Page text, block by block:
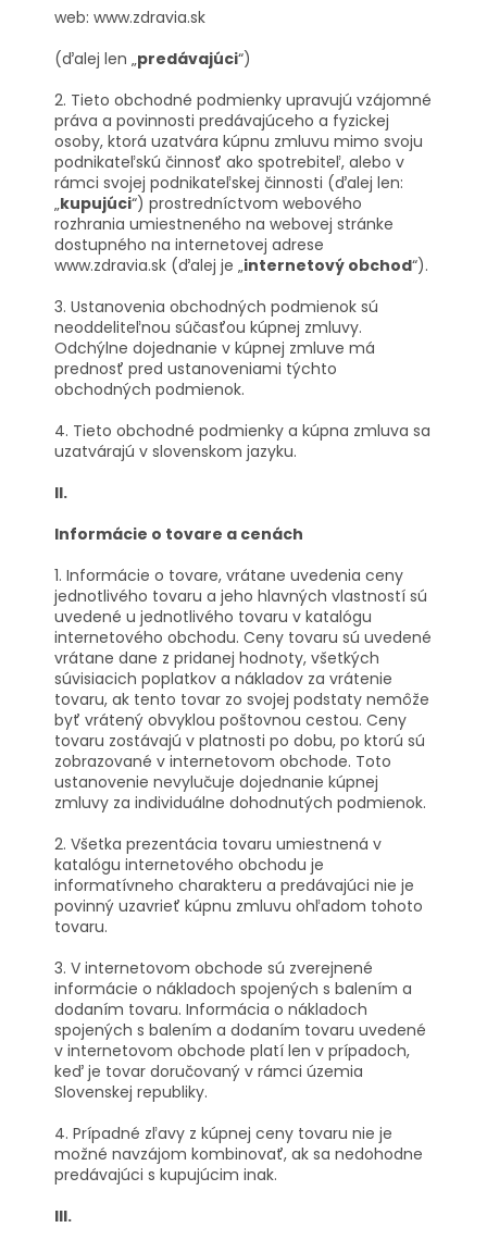
web: www.zdravia.sk
(ďalej len „predávajúci“)
2. Tieto obchodné podmienky upravujú vzájomné
práva a povinnosti predávajúceho a fyzickej
osoby, ktorá uzatvára kúpnu zmluvu mimo svoju
podnikateľskú činnosť ako spotrebiteľ, alebo v
rámci svojej podnikateľskej činnosti (ďalej len:
„kupujúci“) prostredníctvom webového
rozhrania umiestneného na webovej stránke
dostupného na internetovej adrese
www.zdravia.sk (ďalej je „internetový obchod“).
3. Ustanovenia obchodných podmienok sú
neoddeliteľnou súčasťou kúpnej zmluvy.
Odchýlne dojednanie v kúpnej zmluve má
prednosť pred ustanoveniami týchto
obchodných podmienok.
4. Tieto obchodné podmienky a kúpna zmluva sa
uzatvárajú v slovenskom jazyku.
II.
Informácie o tovare a cenách
1. Informácie o tovare, vrátane uvedenia ceny
jednotlivého tovaru a jeho hlavných vlastností sú
uvedené u jednotlivého tovaru v katalógu
internetového obchodu. Ceny tovaru sú uvedené
vrátane dane z pridanej hodnoty, všetkých
súvisiacich poplatkov a nákladov za vrátenie
tovaru, ak tento tovar zo svojej podstaty nemôže
byť vrátený obvyklou poštovnou cestou. Ceny
tovaru zostávajú v platnosti po dobu, po ktorú sú
zobrazované v internetovom obchode. Toto
ustanovenie nevylučuje dojednanie kúpnej
zmluvy za individuálne dohodnutých podmienok.
2. Všetka prezentácia tovaru umiestnená v
katalógu internetového obchodu je
informatívneho charakteru a predávajúci nie je
povinný uzavrieť kúpnu zmluvu ohľadom tohoto
tovaru.
3. V internetovom obchode sú zverejnené
informácie o nákladoch spojených s balením a
dodaním tovaru. Informácia o nákladoch
spojených s balením a dodaním tovaru uvedené
v internetovom obchode platí len v prípadoch,
keď je tovar doručovaný v rámci územia
Slovenskej republiky.
4. Prípadné zľavy z kúpnej ceny tovaru nie je
možné navzájom kombinovať, ak sa nedohodne
predávajúci s kupujúcim inak.
III.